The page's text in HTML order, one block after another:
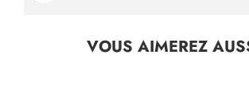
VOUS AIMEREZ